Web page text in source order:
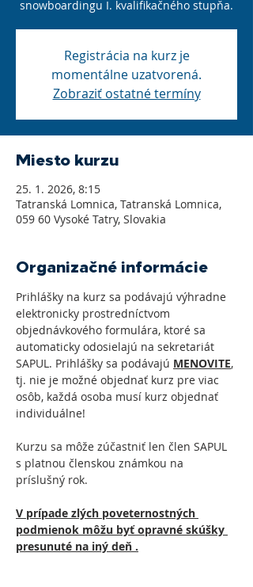
snowboardingu I. kvalifikačného stupňa.
Registrácia na kurz je
momentálne uzatvorená.
Zobraziť ostatné termíny
Miesto kurzu
25. 1. 2026, 8:15
Tatranská Lomnica, Tatranská Lomnica,
059 60 Vysoké Tatry, Slovakia
Organizačné informácie
Prihlášky na kurz sa podávajú výhradne
elektronicky prostredníctvom
objednávkového formulára, ktoré sa
automaticky odosielajú na sekretariát
SAPUL. Prihlášky sa podávajú MENOVITE,
tj. nie je možné objednať kurz pre viac
osôb, každá osoba musí kurz objednať
individuálne!
Kurzu sa môže zúčastniť len člen SAPUL
s platnou členskou známkou na
príslušný rok.
V prípade zlých poveternostných
podmienok môžu byť opravné skúšky
presunuté na iný deň .